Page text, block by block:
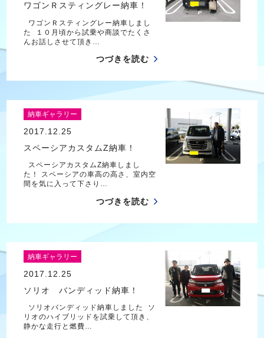
ワゴンＲスティングレー納車！
ワゴンＲスティングレー納車しまし
た １０月頃から試乗や商談でたくさ
んお話しさせて頂き…
つづきを読む
納車ギャラリー
2017.12.25
スペーシアカスタムZ納車！
スペーシアカスタムZ納車しまし
た！ スペーシアの車高の高さ、室内空
間を気に入って下さり…
つづきを読む
納車ギャラリー
2017.12.25
ソリオ バンディッド納車！
ソリオバンディッド納車しました ソ
リオのハイブリッドを試乗して頂き、
静かな走行と燃費…